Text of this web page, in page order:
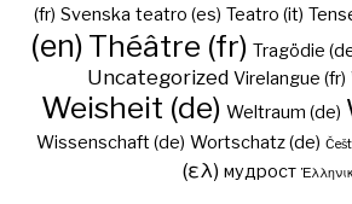
(fr) Svenska teatro (es) Teatro (it)
(en) Théâtre (fr) Tragödie
Uncategorized Virelangue (fr)
Weisheit (de) Weltraum (de)
Wissenschaft (de) Wortschatz (de)
(ελ) мудрост